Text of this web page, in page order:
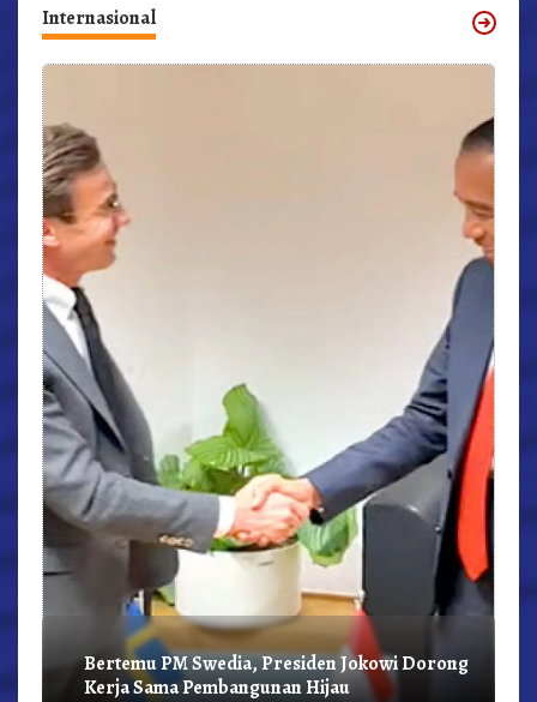
Internasional
Bertemu PM Swedia, Presiden Jokowi Dorong
Kerja Sama Pembangunan Hijau